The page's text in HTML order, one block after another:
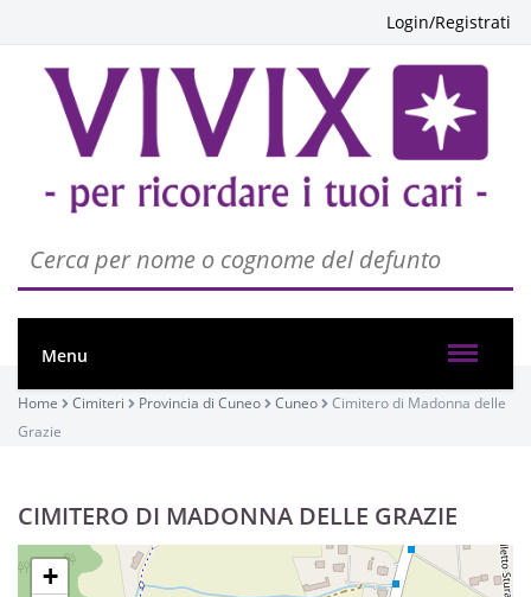
Login/Registrati
Menu
Home Cimiteri Provincia di Cuneo Cuneo
Cimitero di Madonna delle
Grazie
CIMITERO DI MADONNA DELLE GRAZIE
+